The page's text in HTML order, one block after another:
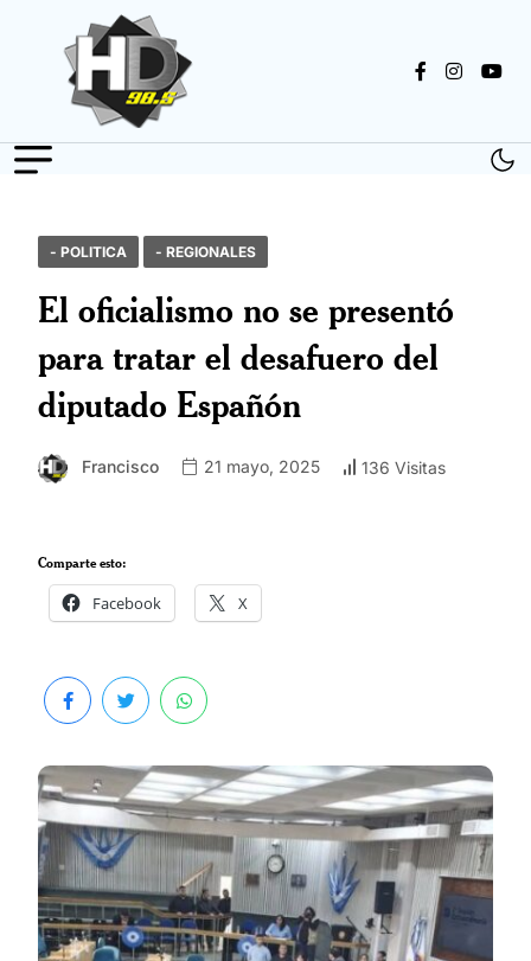
- POLITICA - REGIONALES
El oficialismo no se presentó
para tratar el desafuero del
diputado Españón
Francisco 21 mayo, 2025 136 Visitas
Comparte esto:
Facebook X